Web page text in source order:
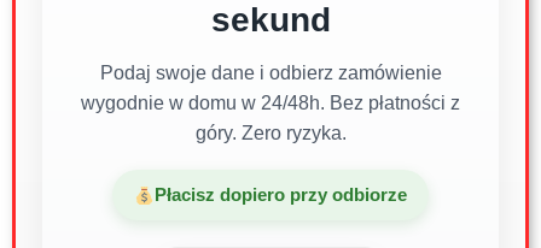
sekund
Podaj swoje dane i odbierz zamówienie
wygodnie w domu w 24/48h. Bez płatności z
góry. Zero ryzyka.
Płacisz dopiero przy odbiorze